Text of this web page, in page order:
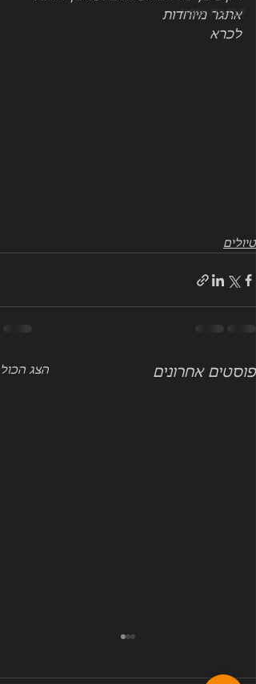
קבוצות אימון
אתגר מיוחדות
לכרא
טיולים
פוסטים אחרונים הצג הכול